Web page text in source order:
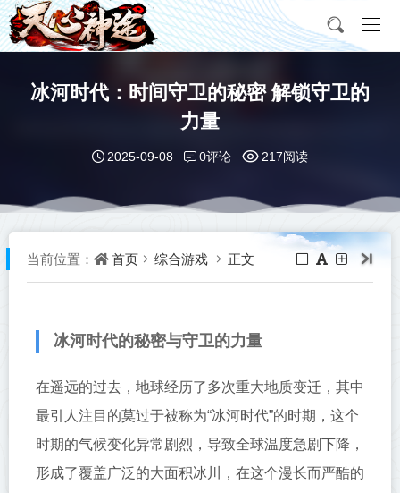
冰河时代：时间守卫的秘密 解锁守卫的
力量
2025-09-08 0评论 217阅读
当前位置： 首页 综合游戏 正文
冰河时代的秘密与守卫的力量
在遥远的过去，地球经历了多次重大地质变迁，其中
最引人注目的莫过于被称为“冰河时代”的时期，这个
时期的气候变化异常剧烈，导致全球温度急剧下降，
形成了覆盖广泛的大面积冰川，在这个漫长而严酷的